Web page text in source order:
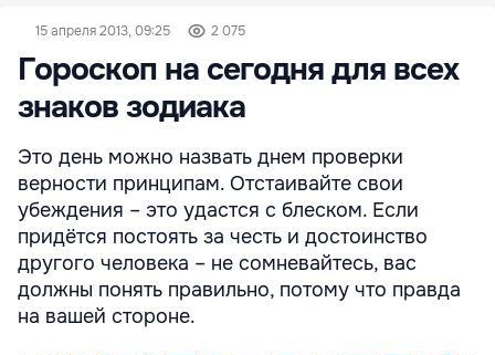
15 апреля 2013, 09:25 2 075
Гороскоп на сегодня для всех
знаков зодиака
Это день можно назвать днем проверки
верности принципам. Отстаивайте свои
убеждения – это удастся с блеском. Если
придётся постоять за честь и достоинство
другого человека – не сомневайтесь, вас
должны понять правильно, потому что правда
на вашей стороне.